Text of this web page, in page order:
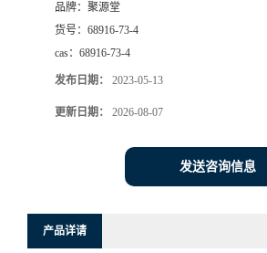
品牌： 聚源堂
货号： 68916-73-4
cas： 68916-73-4
发布日期： 2023-05-13
更新日期： 2026-08-07
发送咨询信息
产品详请